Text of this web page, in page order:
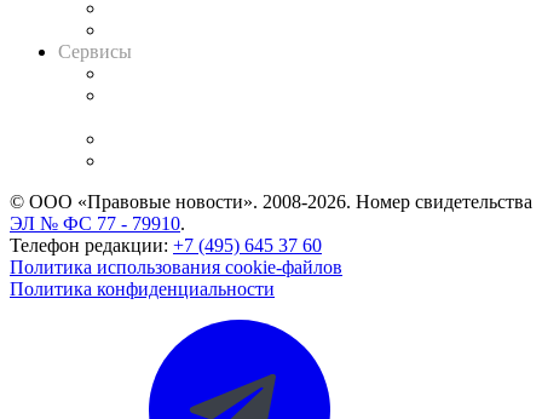
Сервисы
© ООО «Правовые новости». 2008-2026. Номер свидетельства
ЭЛ № ФС 77 - 79910.
Телефон редакции: +7 (495) 645 37 60
Политика использования cookie-файлов
Политика конфиденциальности